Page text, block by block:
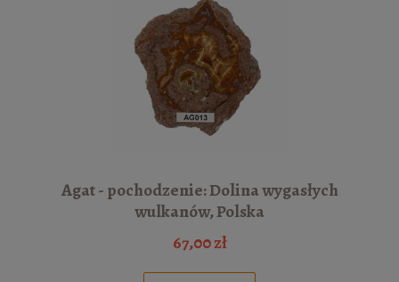
Agat - pochodzenie: Dolina wygasłych
wulkanów, Polska
67,00 zł